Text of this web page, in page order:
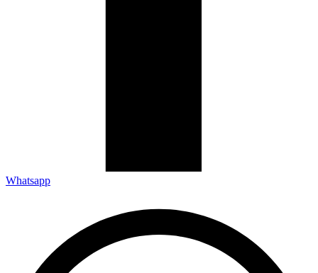
Whatsapp